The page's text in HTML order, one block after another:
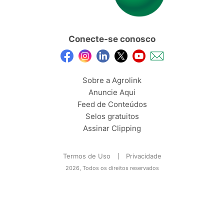
Conecte-se conosco
Sobre a Agrolink
Anuncie Aqui
Feed de Conteúdos
Selos gratuitos
Assinar Clipping
Termos de Uso Privacidade
2026, Todos os direitos reservados